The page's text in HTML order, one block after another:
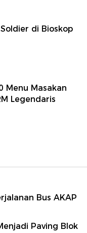
di Bioskop
Menu Masakan
Legendaris
Bus AKAP
Paving Blok